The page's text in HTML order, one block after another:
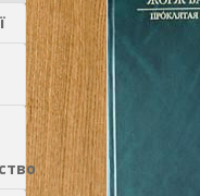
новые отношения
сверхчувственного
религиозных
развернувшийся
вспышками
формах или с
сакральному,
возможном начале
культуры
обязывающей по-
отношения с
культурами и в
ценностными
прочитать всю